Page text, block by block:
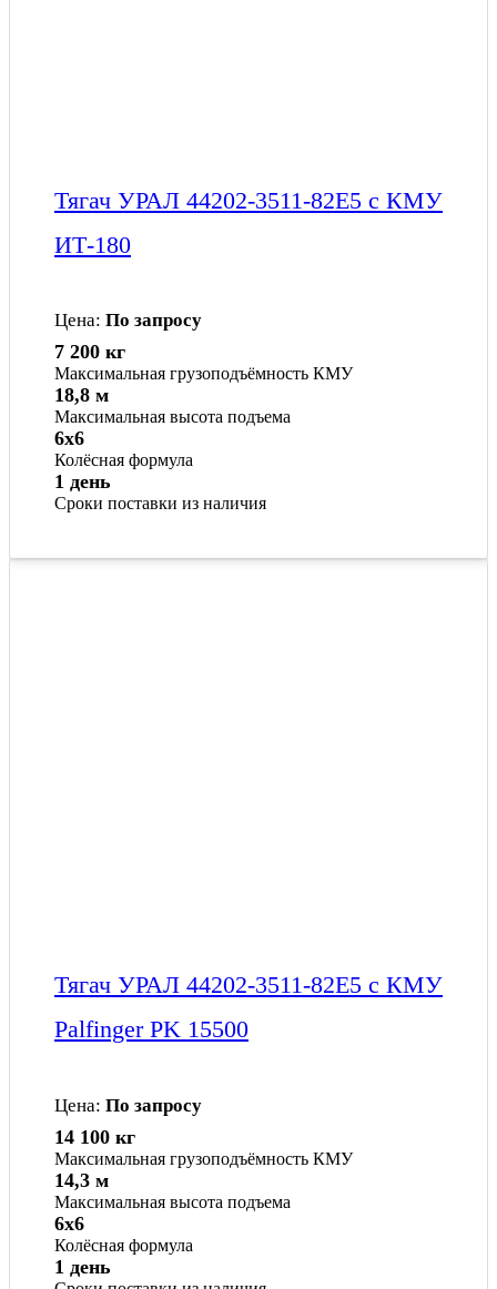
Тягач УРАЛ 44202-3511-82Е5 с КМУ
ИТ-180
Цена: По запросу
Максимальная грузоподъёмность КМУ
7 200 кг
Максимальная высота подъема
18,8 м
Колёсная формула
6x6
Сроки поставки из наличия
1 день
Тягач УРАЛ 44202-3511-82Е5 с КМУ
Palfinger PK 15500
Цена: По запросу
Максимальная грузоподъёмность КМУ
14 100 кг
Максимальная высота подъема
14,3 м
Колёсная формула
6x6
1 день